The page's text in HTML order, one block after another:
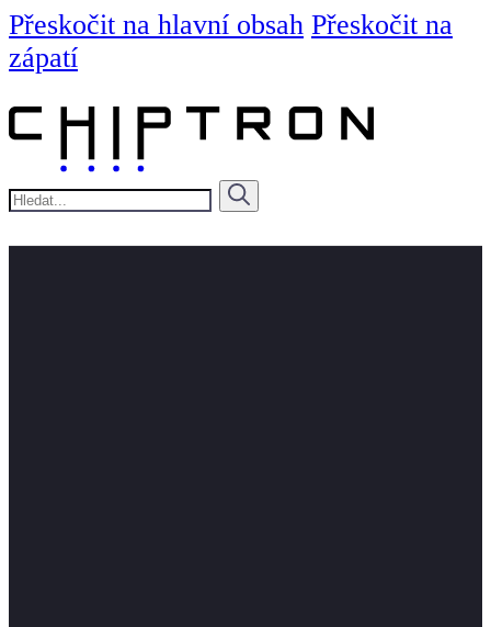
Přeskočit na hlavní obsah Přeskočit na
zápatí
Hledat